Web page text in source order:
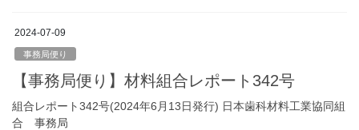
2024-07-09
事務局便り
【事務局便り】材料組合レポート342号
組合レポート342号(2024年6月13日発行) 日本歯科材料工業協同組
合 事務局